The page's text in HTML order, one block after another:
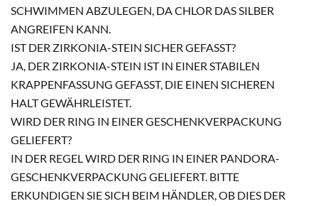
SCHWIMMEN ABZULEGEN, DA CHLOR DAS SILBER
ANGREIFEN KANN.
IST DER ZIRKONIA-STEIN SICHER GEFASST?
JA, DER ZIRKONIA-STEIN IST IN EINER STABILEN
KRAPPENFASSUNG GEFASST, DIE EINEN SICHEREN
HALT GEWÄHRLEISTET.
WIRD DER RING IN EINER GESCHENKVERPACKUNG
GELIEFERT?
IN DER REGEL WIRD DER RING IN EINER PANDORA-
GESCHENKVERPACKUNG GELIEFERT. BITTE
ERKUNDIGEN SIE SICH BEIM HÄNDLER, OB DIES DER